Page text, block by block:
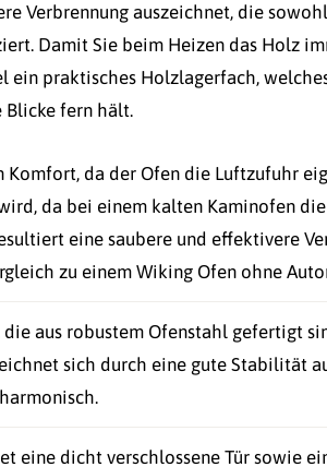
Verbrennung auszeichnet, die
Damit Sie beim Heizen das Holz
ein praktisches Holzlagerfach,
Blicke fern hält.
Komfort, da der Ofen die Luftzufuhr
da bei einem kalten Kaminofen
eine saubere und effektivere
zu einem Wiking Ofen ohne
aus robustem Ofenstahl gefertigt
sich durch eine gute Stabilität
eine dicht verschlossene Tür sowie